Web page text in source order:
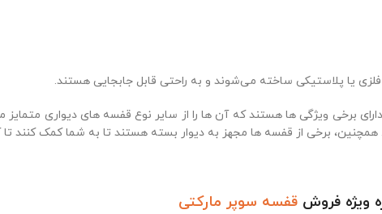
یا پلاستیکی ساخته می‌شوند و به راحتی قابل جابجایی هستند.
برخی ویژگی‌ ها هستند که آن ها را از سایر نوع قفسه‌ های دیواری
برخی از قفسه‌ ها مجهز به دیوار بسته هستند تا به شما کمک کنند تا
ویژه فروش قفسه سوپر مارکتی